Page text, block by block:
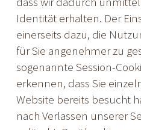
Identität erhalten. Der
einerseits dazu, die
für Sie angenehmer zu
sogenannte Session-
erkennen, dass Sie
Website bereits besucht
nach Verlassen unserer